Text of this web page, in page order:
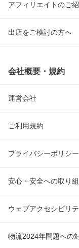
アフィリエイトのご
出店をご検討の方へ
会社概要・規約
運営会社
ご利用規約
プライバシーポリシー
安心・安全への取り
ウェブアクセシビリ
物流2024年問題への